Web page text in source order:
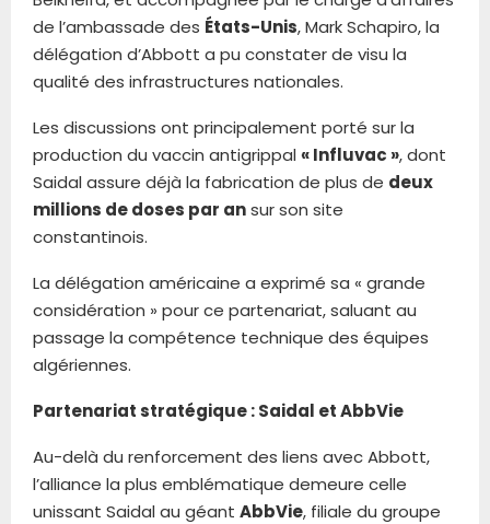
de l’ambassade des États-Unis, Mark Schapiro, la
délégation d’Abbott a pu constater de visu la
qualité des infrastructures nationales.
Les discussions ont principalement porté sur la
production du vaccin antigrippal « Influvac », dont
Saidal assure déjà la fabrication de plus de deux
millions de doses par ansur son site
constantinois.
La délégation américaine a exprimé sa « grande
considération » pour ce partenariat, saluant au
passage la compétence technique des équipes
algériennes.
Partenariat stratégique : Saidal et AbbVie
Au-delà du renforcement des liens avec Abbott,
l’alliance la plus emblématique demeure celle
unissant Saidal au géant AbbVie, filiale du groupe